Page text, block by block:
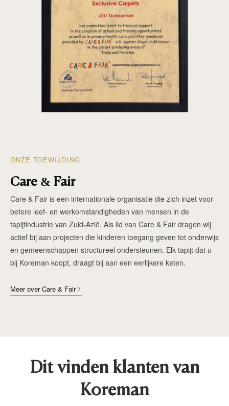
ONZE TOEWIJDING
Care & Fair
Care & Fair is een internationale organisatie die zich inzet voor
betere leef- en werkomstandigheden van mensen in de
tapijtindustrie van Zuid-Azië. Als lid van Care & Fair dragen wij
actief bij aan projecten die kinderen toegang geven tot onderwijs
en gemeenschappen structureel ondersteunen. Elk tapijt dat u
bij Koreman koopt, draagt bij aan een eerlijkere keten.
Meer over Care & Fair
Dit vinden klanten van
Koreman